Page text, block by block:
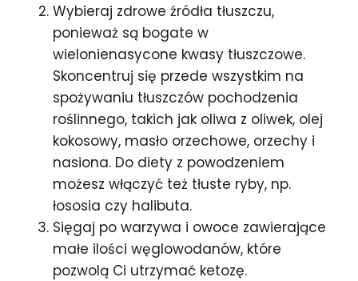
Wybieraj zdrowe źródła tłuszczu,
ponieważ są bogate w
wielonienasycone kwasy tłuszczowe.
Skoncentruj się przede wszystkim na
spożywaniu tłuszczów pochodzenia
roślinnego, takich jak oliwa z oliwek, olej
kokosowy, masło orzechowe, orzechy i
nasiona. Do diety z powodzeniem
możesz włączyć też tłuste ryby, np.
łososia czy halibuta.
Sięgaj po warzywa i owoce zawierające
małe ilości węglowodanów, które
pozwolą Ci utrzymać ketozę.